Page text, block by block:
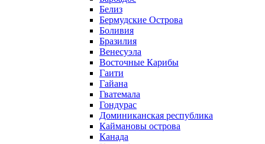
Белиз
Бермудские Острова
Боливия
Бразилия
Венесуэла
Восточные Карибы
Гаити
Гайана
Гватемала
Гондурас
Доминиканская республика
Каймановы острова
Канада